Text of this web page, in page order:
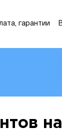
гарантии